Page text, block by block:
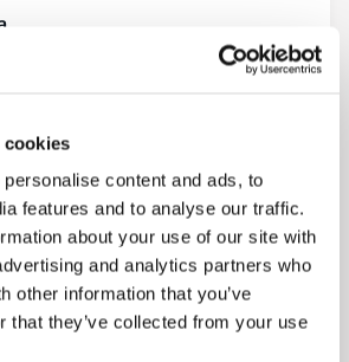
cookies
content and ads, to
features and to analyse our traffic.
about your use of our site with
and analytics partners who
other information that you’ve
that they’ve collected from your use
Diamond PRO Cup Wheel SD
tolags
For sliping av betong,
murstein og granitt. Dynamisk
reduserer...